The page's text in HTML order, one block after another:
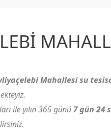
Mahallesi su
ile yılın 365 günü 7 gün 24